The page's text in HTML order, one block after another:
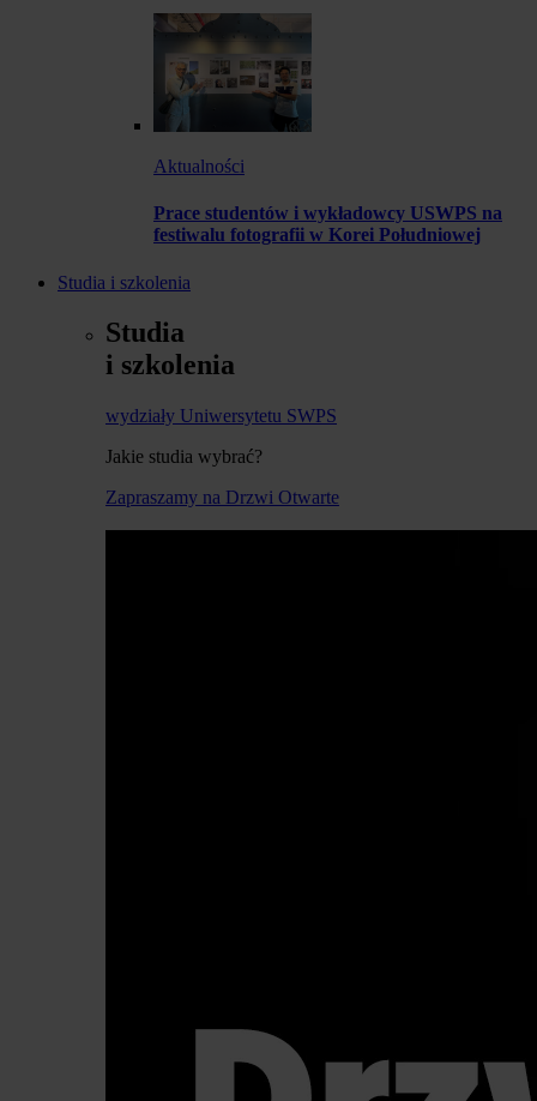
Aktualności
Prace studentów i wykładowcy USWPS na
festiwalu fotografii w Korei Południowej
Studia i szkolenia
Studia
i szkolenia
wydziały Uniwersytetu SWPS
Jakie studia wybrać?
Zapraszamy na Drzwi Otwarte